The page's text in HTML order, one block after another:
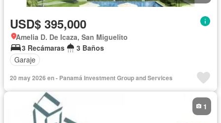
USD$ 395,000
Amelia D. De Icaza, San Miguelito
3 Recámaras
3 Baños
Garaje
20 may 2026 en - Panamá Investment Group and Services
1